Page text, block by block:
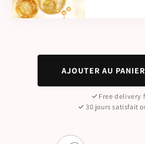
AJOUTER AU
Free delivery
30 jours satisfait